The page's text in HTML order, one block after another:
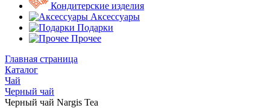
Кондитерские изделия
Аксессуары
Подарки
Прочее
Главная страница
Каталог
Чай
Черный чай
Черный чай Nargis Tea